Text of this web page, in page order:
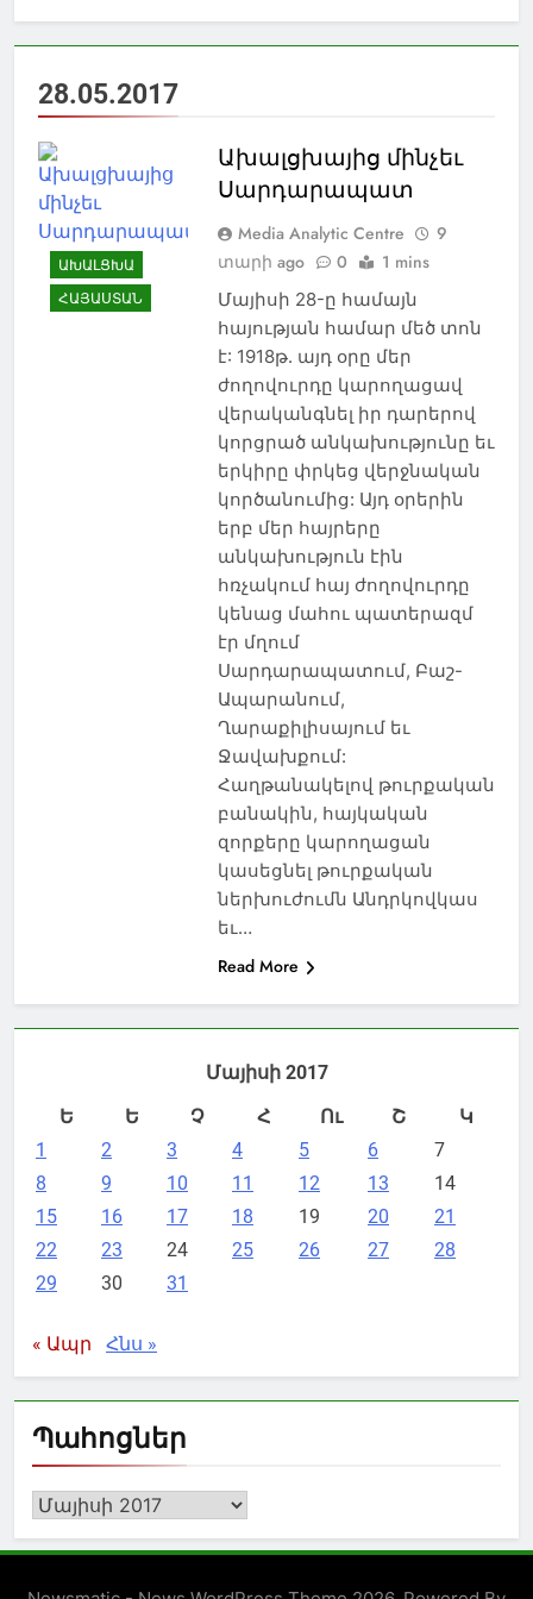
28.05.2017
ԱԽԱԼՑԽԱ
ՀԱՅԱՍՏԱՆ
Ախալցխայից մինչեւ
Սարդարապատ
Media Analytic Centre
9
տարի ago
0 1 mins
Մայիսի 28-ը համայն
հայության համար մեծ տոն
է: 1918թ. այդ օրը մեր
ժողովուրդը կարողացավ
վերականգնել իր դարերով
կորցրած անկախությունը եւ
երկիրը փրկեց վերջնական
կործանումից: Այդ օրերին
երբ մեր հայրերը
անկախություն էին
հռչակում հայ ժողովուրդը
կենաց մահու պատերազմ
էր մղում
Սարդարապատում, Բաշ-
Ապարանում,
Ղարաքիլիսայում եւ
Ջավախքում:
Հաղթանակելով թուրքական
բանակին, հայկական
զորքերը կարողացան
կասեցնել թուրքական
ներխուժումն Անդրկովկաս
եւ…
Read More
Մայիսի 2017
Ե
Ե Չ Հ Ու Շ
Կ
1
2 3 4 5 6
7
8
9 10 11 12 13
14
15
16 17 18 19 20
21
22
23 24 25 26 27
28
29
30 31
« Ապր Հնս »
Պահոցներ
Պահոցներ